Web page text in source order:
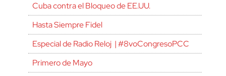
Cuba contra el Bloqueo de EE.UU.
Hasta Siempre Fidel
Especial de Radio Reloj | #8voCongresoPCC
Primero de Mayo